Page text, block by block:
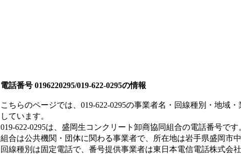
電話番号 0196220295/019-622-0295の情報
こちらのページでは、 019-622-0295の事業者名・回線種別・地域
しています。
019-622-0295は、 盛岡生コンクリート卸商協同組合の電話番号です
組合は公共機関・団体に関わる事業者で、所在地は岩手県盛岡市
回線種別は固定電話で、番号提供事業者は東日本電信電話株式会社